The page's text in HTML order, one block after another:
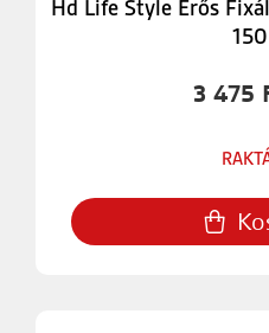
Hd Life Style Erős
3 475